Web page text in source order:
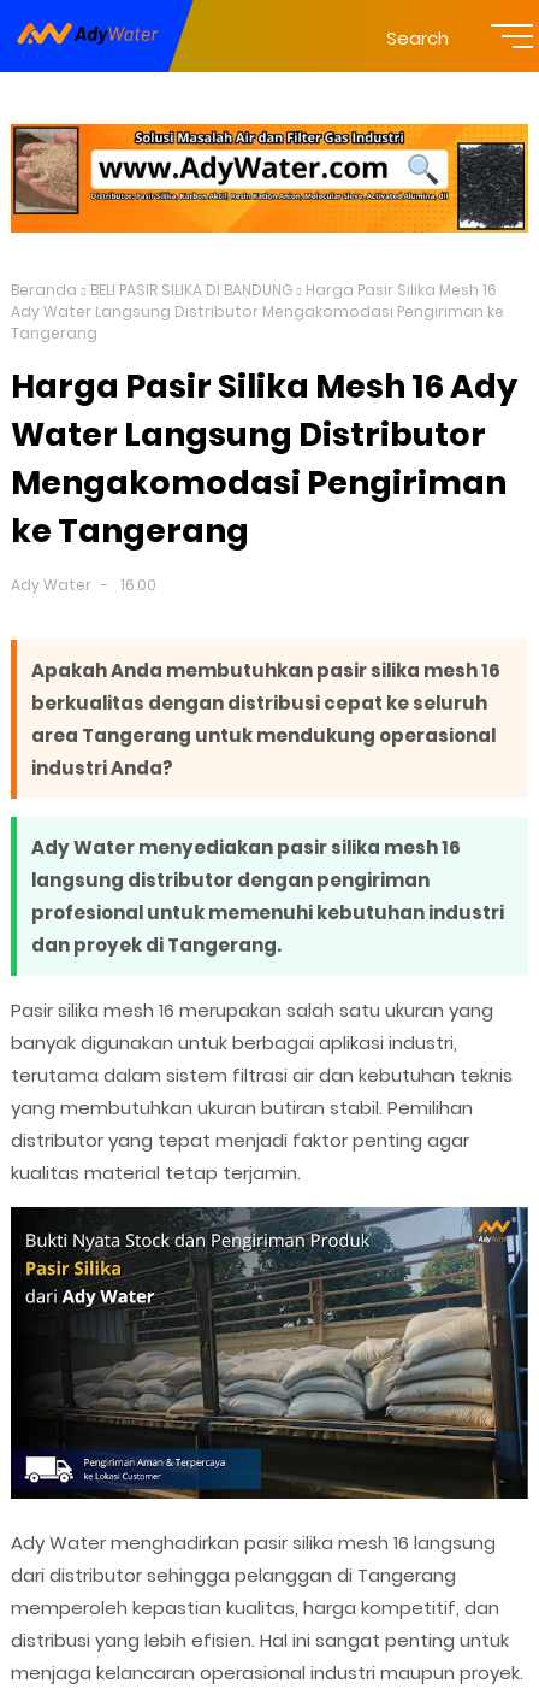
Search
Beranda BELI PASIR SILIKA DI BANDUNG
Harga Pasir Silika Mesh 16
Ady Water Langsung Distributor Mengakomodasi Pengiriman ke
Tangerang
Harga Pasir Silika Mesh 16 Ady
Water Langsung Distributor
Mengakomodasi Pengiriman
ke Tangerang
Ady Water 16.00
Apakah Anda membutuhkan pasir silika mesh 16
berkualitas dengan distribusi cepat ke seluruh
area Tangerang untuk mendukung operasional
industri Anda?
Ady Water menyediakan pasir silika mesh 16
langsung distributor dengan pengiriman
profesional untuk memenuhi kebutuhan industri
dan proyek di Tangerang.
Pasir silika mesh 16 merupakan salah satu ukuran yang
banyak digunakan untuk berbagai aplikasi industri,
terutama dalam sistem filtrasi air dan kebutuhan teknis
yang membutuhkan ukuran butiran stabil. Pemilihan
distributor yang tepat menjadi faktor penting agar
kualitas material tetap terjamin.
Ady Water menghadirkan pasir silika mesh 16 langsung
dari distributor sehingga pelanggan di Tangerang
memperoleh kepastian kualitas, harga kompetitif, dan
distribusi yang lebih efisien. Hal ini sangat penting untuk
menjaga kelancaran operasional industri maupun proyek.